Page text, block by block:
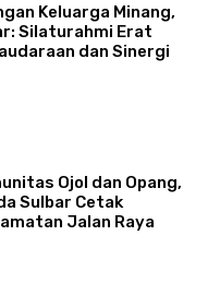
Keluarga Minang,
Silaturahmi Erat
dan Sinergi
Ojol dan Opang,
Sulbar Cetak
Jalan Raya